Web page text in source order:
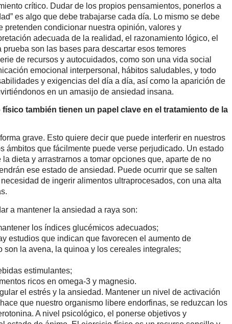
crítico. Dudar de los propios pensamientos, ponerlos a
es algo que debe trabajarse cada día. Lo mismo se debe
pretenden condicionar nuestra opinión, valores y
adecuada de la realidad, el razonamiento lógico, el
son las bases para descartar esos temores
de recursos y autocuidados, como son una vida social
emocional interpersonal, hábitos saludables, y todo
y exigencias del día a día, así como la aparición de
en un amasijo de ansiedad insana.
también tienen un papel clave en el tratamiento de la
grave. Esto quiere decir que puede interferir en nuestros
ámbitos que fácilmente puede verse perjudicado. Un estado
dieta y arrastrarnos a tomar opciones que, aparte de no
ese estado de ansiedad. Puede ocurrir que se salten
de ingerir alimentos ultraprocesados, con una alta
a mantener la ansiedad a raya son:
los índices glucémicos adecuados;
estudios que indican que favorecen el aumento de
la avena, la quinoa y los cereales integrales;
estimulantes;
ricos en omega-3 y magnesio.
el estrés y la ansiedad. Mantener un nivel de activación
que nuestro organismo libere endorfinas, se reduzcan los
A nivel psicológico, el ponerse objetivos y